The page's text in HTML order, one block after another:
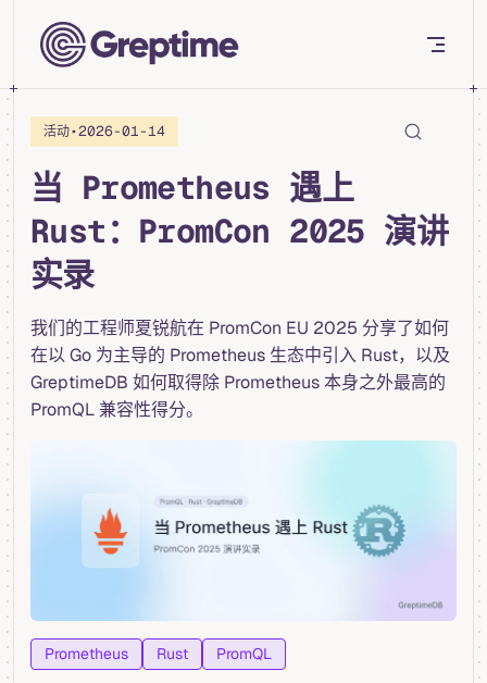
Skip to content
活动•2026-01-14
当 Prometheus 遇上
Rust：PromCon 2025 演讲
实录
我们的工程师夏锐航在 PromCon EU 2025 分享了如何
在以 Go 为主导的 Prometheus 生态中引入 Rust，以及
GreptimeDB 如何取得除 Prometheus 本身之外最高的
PromQL 兼容性得分。
Prometheus Rust PromQL